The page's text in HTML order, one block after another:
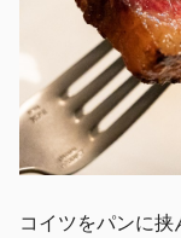
コイツをパンに